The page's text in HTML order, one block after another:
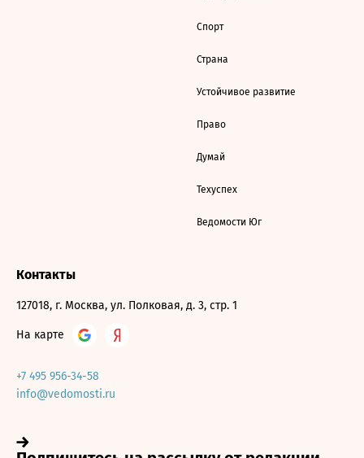
Спорт
Страна
Устойчивое развитие
Право
Думай
Техуспех
Ведомости Юг
Контакты
127018, г. Москва, ул. Полковая, д. 3, стр. 1
На карте
+7 495 956-34-58
info@vedomosti.ru